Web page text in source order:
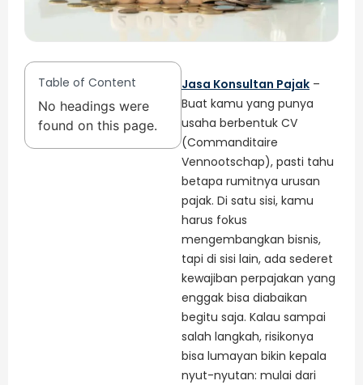
Table of Content
No headings were
found on this page.
Jasa Konsultan Pajak –
Buat kamu yang punya
usaha berbentuk CV
(Commanditaire
Vennootschap), pasti tahu
betapa rumitnya urusan
pajak. Di satu sisi, kamu
harus fokus
mengembangkan bisnis,
tapi di sisi lain, ada sederet
kewajiban perpajakan yang
enggak bisa diabaikan
begitu saja. Kalau sampai
salah langkah, risikonya
bisa lumayan bikin kepala
nyut-nyutan: mulai dari